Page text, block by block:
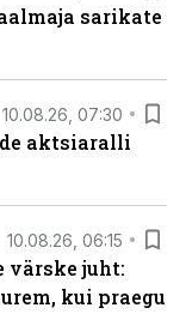
sarikate
10.08.26, 07:30
aktsiaralli
10.08.26, 06:15
värske juht:
kui praegu